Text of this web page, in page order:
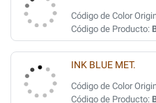
Código de Color
Código de Producto:
INK BLUE MET.
Código de Color
Código de Producto: